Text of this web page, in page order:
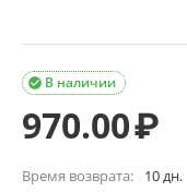
В наличии

970.00₽
Время возврата: 10 дн.